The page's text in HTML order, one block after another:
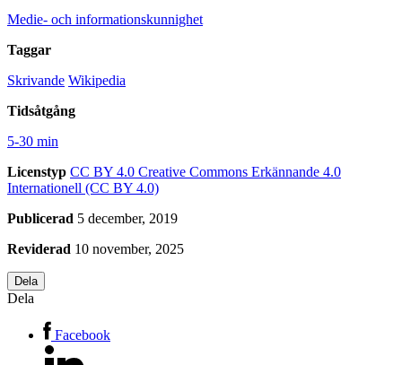
Medie- och informationskunnighet
Taggar
Skrivande Wikipedia
Tidsåtgång
5-30 min
Licenstyp CC BY 4.0 Creative Commons Erkännande 4.0
Internationell (CC BY 4.0)
Publicerad 5 december, 2019
Reviderad 10 november, 2025
Dela
Dela
Facebook